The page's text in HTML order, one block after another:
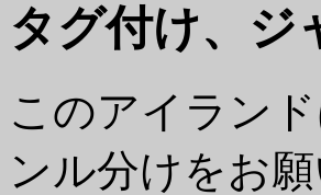
タグ付け、ジ
このアイラン
ンル分けをお